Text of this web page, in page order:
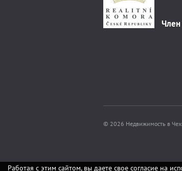
Член
© 2026 Недвижимость в
Работая с этим сайтом, вы даете свое согласие на